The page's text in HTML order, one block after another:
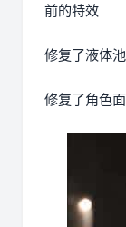
前的特效
修复了液体
修复了角色